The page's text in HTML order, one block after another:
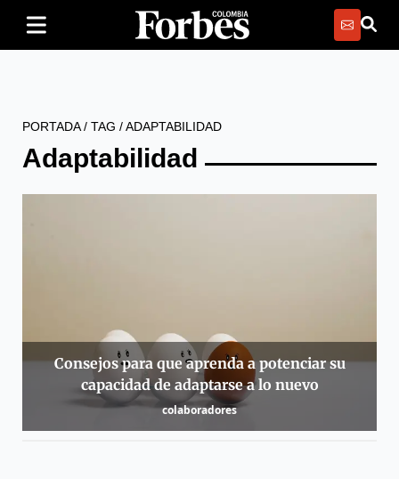
PORTADA/ TAG /ADAPTABILIDAD
Adaptabilidad
Consejos para que aprenda a potenciar su
capacidad de adaptarse a lo nuevo
colaboradores